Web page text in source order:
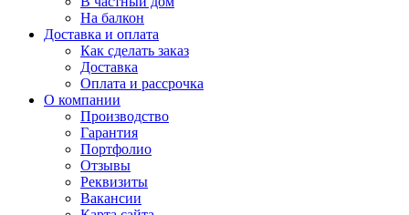
На балкон
Доставка и оплата
Как сделать заказ
Доставка
Оплата и рассрочка
О компании
Производство
Гарантия
Портфолио
Отзывы
Реквизиты
Вакансии